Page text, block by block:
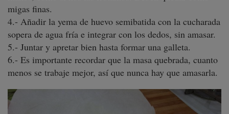
migas finas.
4.- Añadir la yema de huevo semibatida con la cucharada
sopera de agua fría e integrar con los dedos, sin amasar.
5.- Juntar y apretar bien hasta formar una galleta.
6.- Es importante recordar que la masa quebrada, cuanto
menos se trabaje mejor, así que nunca hay que amasarla.